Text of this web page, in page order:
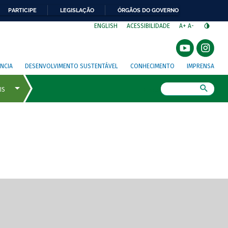
PARTICIPE LEGISLAÇÃO ÓRGÃOS DO GOVERNO
ENGLISH ACESSIBILIDADE A+ A-
DESENVOLVIMENTO SUSTENTÁVEL CONHECIMENTO IMPRENSA
de tela